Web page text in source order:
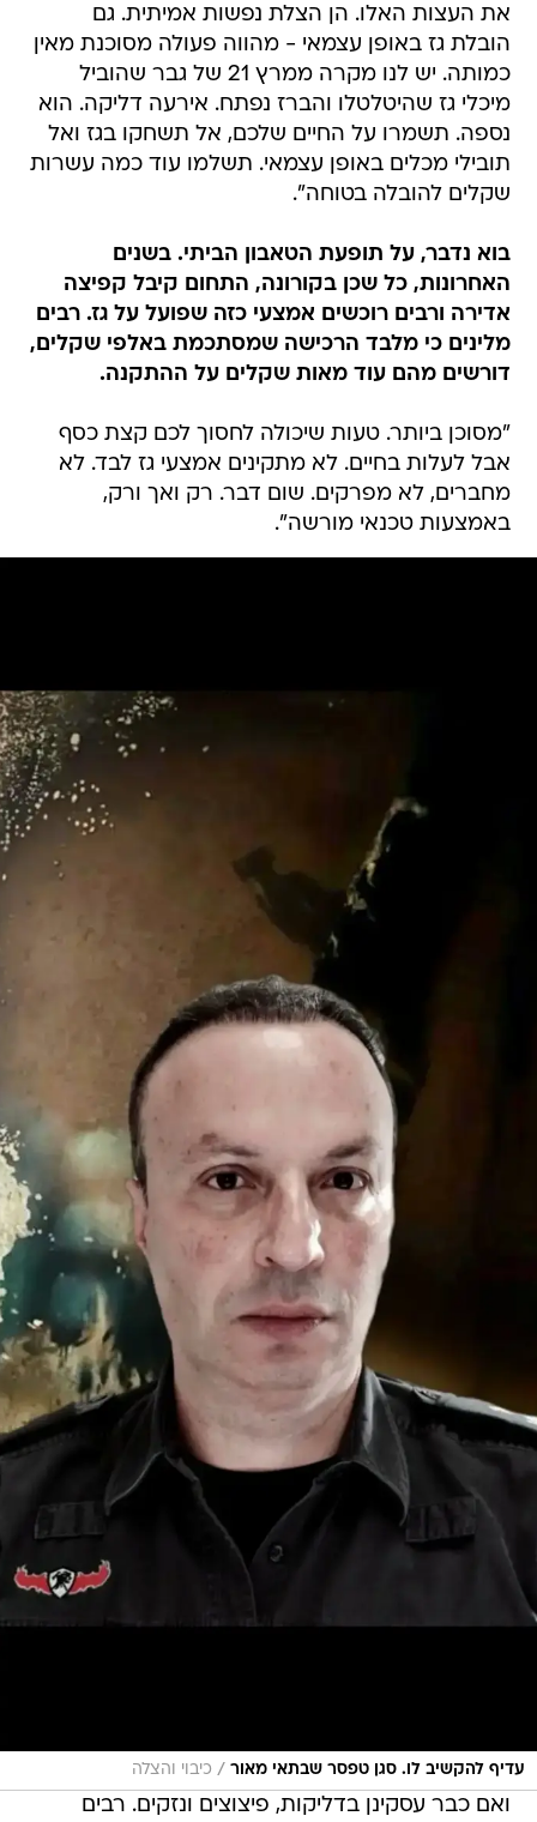
את העצות האלו. הן הצלת נפשות אמיתית. גם
הובלת גז באופן עצמאי - מהווה פעולה מסוכנת מאין
כמותה. יש לנו מקרה ממרץ 21 של גבר שהוביל
מיכלי גז שהיטלטלו והברז נפתח. אירעה דליקה. הוא
נספה. תשמרו על החיים שלכם, אל תשחקו בגז ואל
תובילי מכלים באופן עצמאי. תשלמו עוד כמה עשרות
שקלים להובלה בטוחה".
בוא נדבר, על תופעת הטאבון הביתי. בשנים
האחרונות, כל שכן בקורונה, התחום קיבל קפיצה
אדירה ורבים רוכשים אמצעי כזה שפועל על גז. רבים
מלינים כי מלבד הרכישה שמסתכמת באלפי שקלים,
דורשים מהם עוד מאות שקלים על ההתקנה.
"מסוכן ביותר. טעות שיכולה לחסוך לכם קצת כסף
אבל לעלות בחיים. לא מתקינים אמצעי גז לבד. לא
מחברים, לא מפרקים. שום דבר. רק ואך ורק,
באמצעות טכנאי מורשה".
עדיף להקשיב לו. סגן טפסר שבתאי מאור / כיבוי והצלה
ואם כבר עסקינן בדליקות, פיצוצים ונזקים. רבים